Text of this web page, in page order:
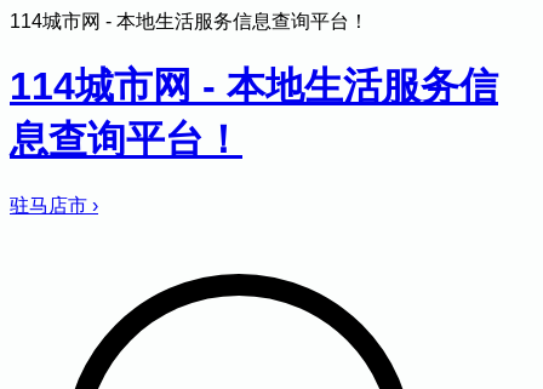
114城市网 - 本地生活服务信息查询平台！
114城市网 - 本地生活服务信
息查询平台！
驻马店市 ›